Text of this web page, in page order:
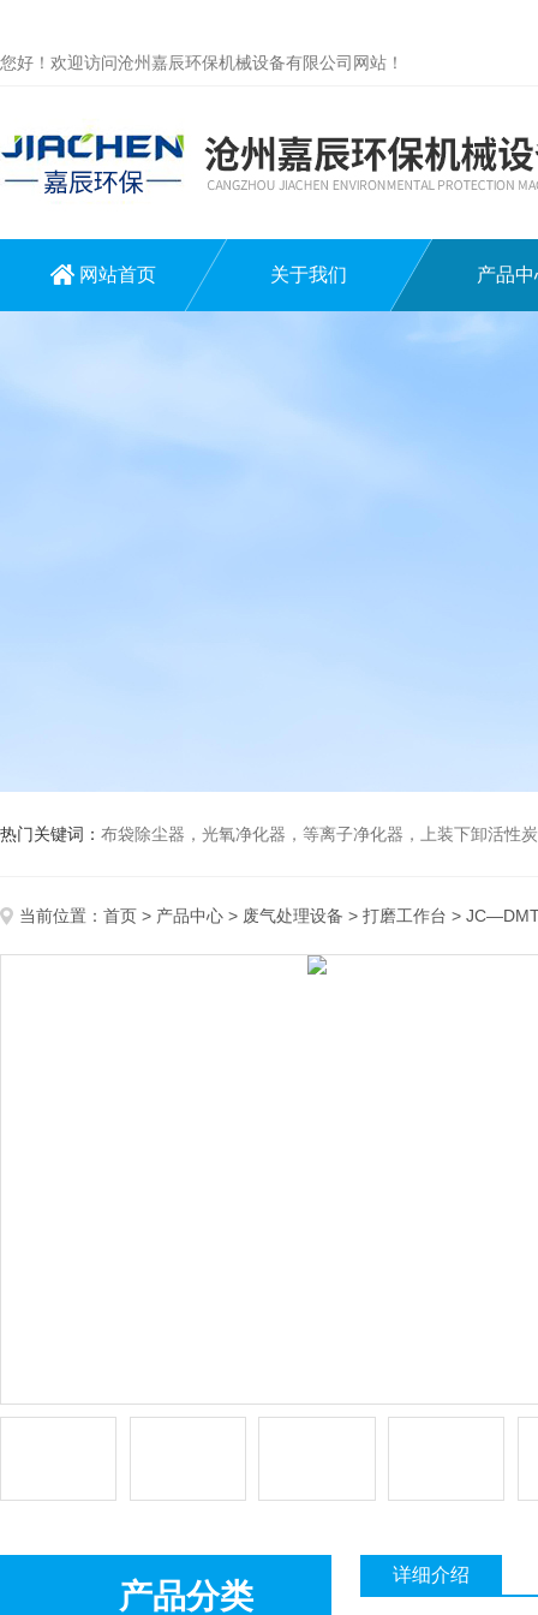
您好！欢迎访问沧州嘉辰环保机械设备有限公司网站！
网站首页 关于我们 产品中
热门关键词： 布袋除尘器，光氧净化器，等离子净化器，上装下卸活性炭吸附箱，打磨除尘
当前位置： 首页 > 产品中心 > 废气处理设备 > 打磨工作台 >
产品分类
详细介绍